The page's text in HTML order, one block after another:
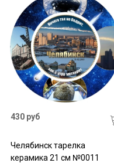
430 руб
Челябинск тарелка
керамика 21 см №0011